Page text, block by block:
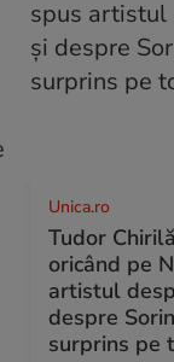
Unica.ro
Tudor
oricând pe
artistul
despre
surprins pe